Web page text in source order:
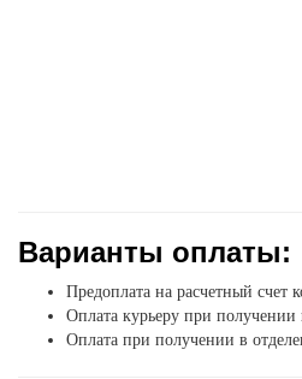
Варианты оплаты:
Предоплата на расчетный счет
Оплата курьеру при получении
Оплата при получении в